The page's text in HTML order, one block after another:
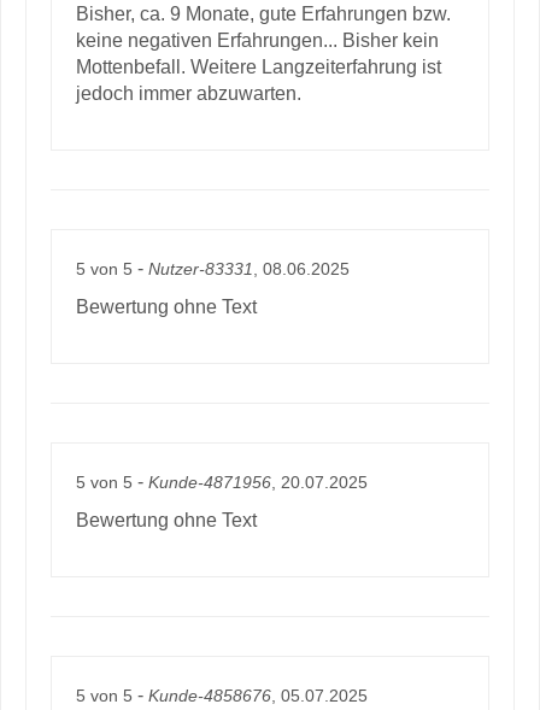
Bisher, ca. 9 Monate, gute Erfahrungen bzw.
keine negativen Erfahrungen... Bisher kein
Mottenbefall. Weitere Langzeiterfahrung ist
jedoch immer abzuwarten.
5 von 5 - Nutzer-83331 , 08.06.2025
Bewertung ohne Text
5 von 5 - Kunde-4871956 , 20.07.2025
Bewertung ohne Text
5 von 5 - Kunde-4858676 , 05.07.2025